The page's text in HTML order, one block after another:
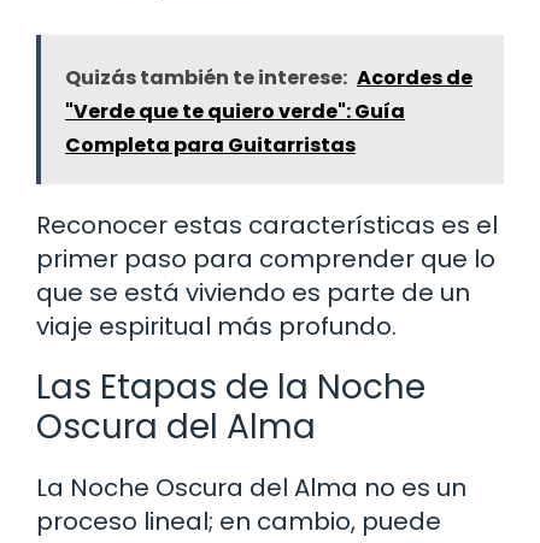
Quizás también te interese: Acordes de
"Verde que te quiero verde": Guía
Completa para Guitarristas
Reconocer estas características es el
primer paso para comprender que lo
que se está viviendo es parte de un
viaje espiritual más profundo.
Las Etapas de la Noche
Oscura del Alma
La Noche Oscura del Alma no es un
proceso lineal; en cambio, puede